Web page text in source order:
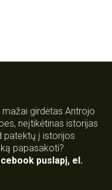
girdėtas Antrojo
neįtikėtinas istorijas
patektų į istorijos
papasakoti?
puslapį, el.